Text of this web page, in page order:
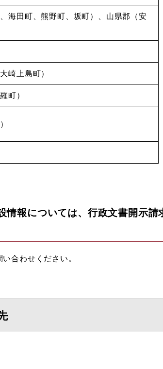
海田町、熊野町、坂町）、山県郡（安
崎上島町）
町）
情報については、行政文書開示請
合わせください。